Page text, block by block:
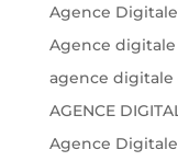
Agence Digitale
Agence digitale
agence digitale
AGENCE
Agence